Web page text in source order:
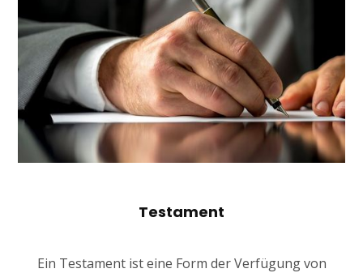
Testament
Ein Testament ist eine Form der Verfügung von